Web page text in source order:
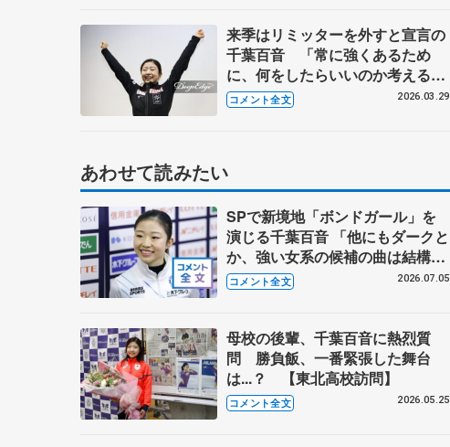
来季はリミッターを外すと宣言の
千葉百音 「常に強くあるため
に、何をしたらいいのか考える」
【世界フィギュア一夜明け】
コメント全文 2026.03.29
あわせて読みたい
SPで新境地「ボンドガール」を
演じる千葉百音 「他にもダークと
か、強い女系の候補の曲は結構あ
ったんですけど…」【全日本シニ
ア強化合宿】
コメント全文 2026.07.05
母校の後輩、千葉百音に熱烈質
問 勝負飯、一番緊張した舞台
は...？ 【東北高校訪問】
コメント全文 2026.05.25